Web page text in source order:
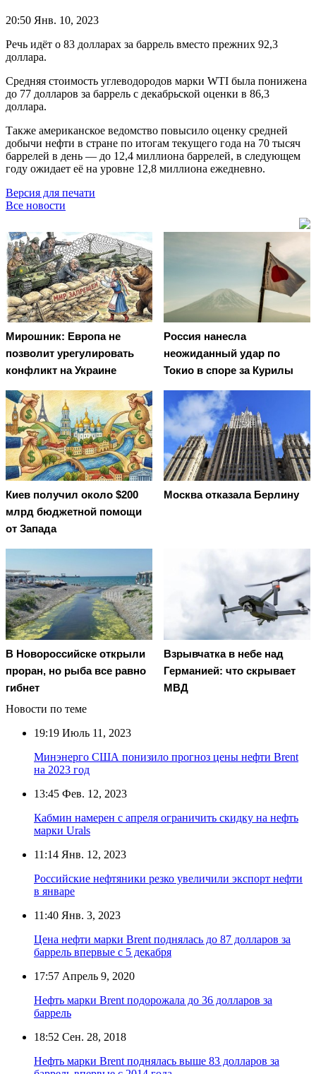
20:50 Янв. 10, 2023
Речь идёт о 83 долларах за баррель вместо прежних 92,3
доллара.
Средняя стоимость углеводородов марки WTI была понижена
до 77 долларов за баррель с декабрьской оценки в 86,3
доллара.
Также американское ведомство повысило оценку средней
добычи нефти в стране по итогам текущего года на 70 тысяч
баррелей в день — до 12,4 миллиона баррелей, в следующем
году ожидает её на уровне 12,8 миллиона ежедневно.
Версия для печати
Все новости
Мирошник: Европа не
позволит урегулировать
конфликт на Украине
Россия нанесла
неожиданный удар по
Токио в споре за Курилы
Киев получил около $200
млрд бюджетной помощи
от Запада
Москва отказала Берлину
В Новороссийске открыли
проран, но рыба все равно
гибнет
Взрывчатка в небе над
Германией: что скрывает
МВД
Новости по теме
19:19 Июль 11, 2023
Минэнерго США понизило прогноз цены нефти Brent
на 2023 год
13:45 Фев. 12, 2023
Кабмин намерен с апреля ограничить скидку на нефть
марки Urals
11:14 Янв. 12, 2023
Российские нефтяники резко увеличили экспорт нефти
в январе
11:40 Янв. 3, 2023
Цена нефти марки Brent поднялась до 87 долларов за
баррель впервые с 5 декабря
17:57 Апрель 9, 2020
Нефть марки Brent подорожала до 36 долларов за
баррель
18:52 Сен. 28, 2018
Нефть марки Brent поднялась выше 83 долларов за